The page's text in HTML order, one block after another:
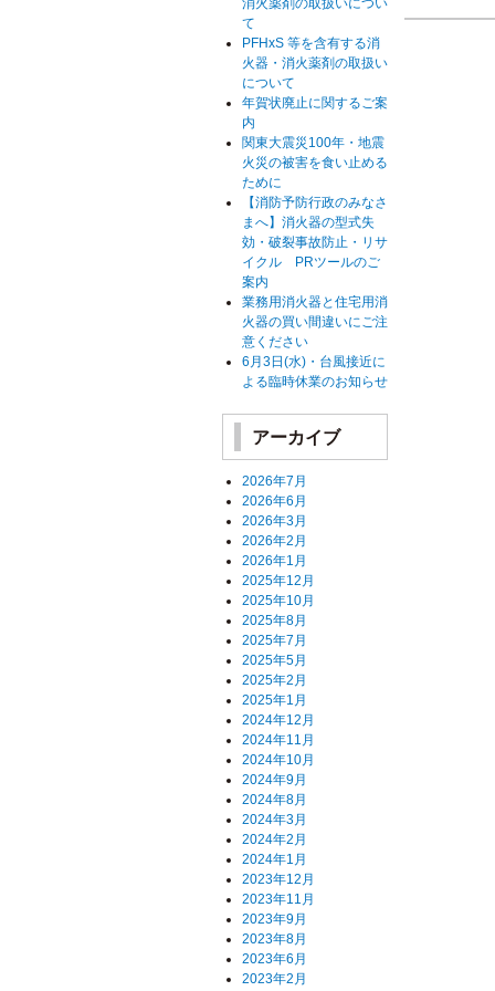
て
PFHxS 等を含有する消
火器・消火薬剤の取扱い
について
年賀状廃止に関するご案
内
関東大震災100年・地震
火災の被害を食い止める
ために
【消防予防行政のみなさ
まへ】消火器の型式失
効・破裂事故防止・リサ
イクル PRツールのご
案内
業務用消火器と住宅用消
火器の買い間違いにご注
意ください
6月3日(水)・台風接近に
よる臨時休業のお知らせ
アーカイブ
2026年7月
2026年6月
2026年3月
2026年2月
2026年1月
2025年12月
2025年10月
2025年8月
2025年7月
2025年5月
2025年2月
2025年1月
2024年12月
2024年11月
2024年10月
2024年9月
2024年8月
2024年3月
2024年2月
2024年1月
2023年12月
2023年11月
2023年9月
2023年8月
2023年6月
2023年2月